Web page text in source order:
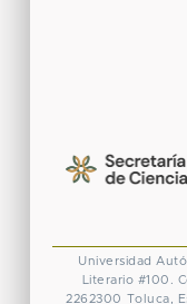
Universidad
Literario #100.
2262300 Toluca,